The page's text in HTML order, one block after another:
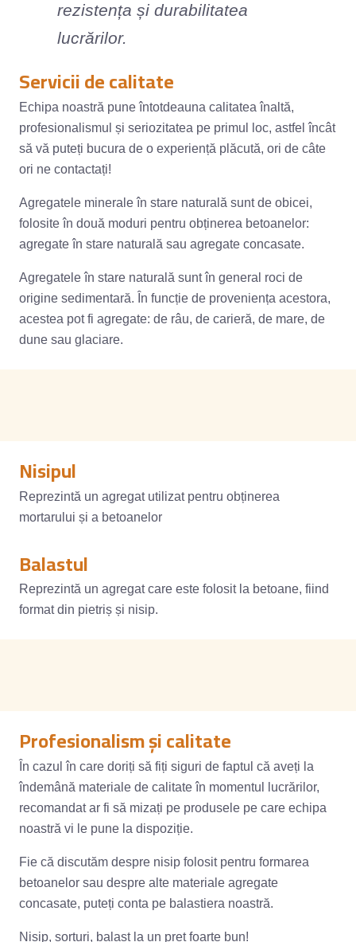
rezistența și durabilitatea
lucrărilor.
Servicii de calitate
Echipa noastră pune întotdeauna calitatea înaltă,
profesionalismul și seriozitatea pe primul loc, astfel încât
să vă puteți bucura de o experiență plăcută, ori de câte
ori ne contactați!
Agregatele minerale în stare naturală sunt de obicei,
folosite în două moduri pentru obținerea betoanelor:
agregate în stare naturală sau agregate concasate.
Agregatele în stare naturală sunt în general roci de
origine sedimentară. În funcție de proveniența acestora,
acestea pot fi agregate: de râu, de carieră, de mare, de
dune sau glaciare.
Nisipul
Reprezintă un agregat utilizat pentru obținerea
mortarului și a betoanelor
Balastul
Reprezintă un agregat care este folosit la betoane, fiind
format din pietriș și nisip.
Profesionalism și calitate
În cazul în care doriți să fiți siguri de faptul că aveți la
îndemână materiale de calitate în momentul lucrărilor,
recomandat ar fi să mizați pe produsele pe care echipa
noastră vi le pune la dispoziție.
Fie că discutăm despre nisip folosit pentru formarea
betoanelor sau despre alte materiale agregate
concasate, puteți conta pe balastiera noastră.
Nisip, sorturi, balast la un preț foarte bun!